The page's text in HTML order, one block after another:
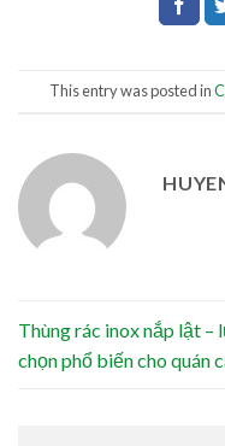
This entry was posted in
Thùng rác inox nắp lật –
chọn phổ biến cho quán